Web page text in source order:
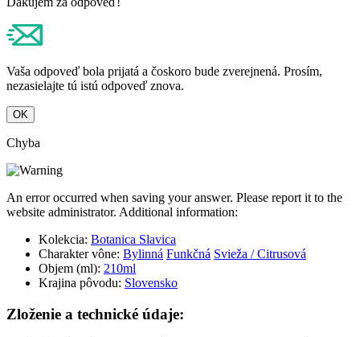
Vaša odpoveď bola prijatá a čoskoro bude zverejnená. Prosím,
nezasielajte tú istú odpoveď znova.
OK
Chyba
An error occurred when saving your answer. Please report it to the
website administrator. Additional information:
Kolekcia: Botanica Slavica
Charakter vône: Bylinná Funkčná Svieža / Citrusová
Objem (ml): 210ml
Krajina pôvodu: Slovensko
Zloženie a technické údaje: